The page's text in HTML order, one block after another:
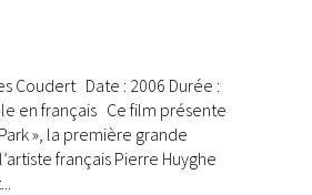
Coudert Date : 2006 Durée :
en français Ce film présente
», la première grande
français Pierre Huyghe